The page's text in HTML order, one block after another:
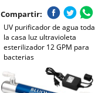
Compartir:
UV purificador de agua toda
la casa luz ultravioleta
esterilizador 12 GPM para
bacterias